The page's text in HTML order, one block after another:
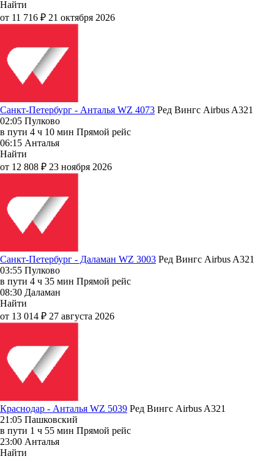
Найти
от 11 716 ₽ 21 октября 2026
Санкт-Петербург - Анталья WZ 4073 Ред Вингс Airbus A321
02:05 Пулково
в пути 4 ч 10 мин Прямой рейс
06:15 Анталья
Найти
от 12 808 ₽ 23 ноября 2026
Санкт-Петербург - Даламан WZ 3003 Ред Вингс Airbus A321
03:55 Пулково
в пути 4 ч 35 мин Прямой рейс
08:30 Даламан
Найти
от 13 014 ₽ 27 августа 2026
Краснодар - Анталья WZ 5039 Ред Вингс Airbus A321
21:05 Пашковский
в пути 1 ч 55 мин Прямой рейс
23:00 Анталья
Найти